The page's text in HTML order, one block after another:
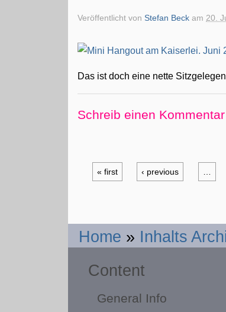
Veröffentlicht vonStefan Beck am 20.
Das ist doch eine nette
Schreib einen Kommentar
« first ‹ previous
Home » Inhalts
Content
General Info